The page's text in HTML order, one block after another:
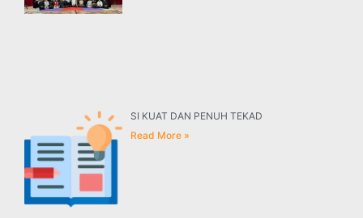
SI KUAT DAN PENUH TEKAD
Read More »